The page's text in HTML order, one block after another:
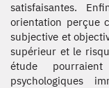
satisfaisantes.
orientation perçue
subjective et
supérieur et le
étude
psychologiques